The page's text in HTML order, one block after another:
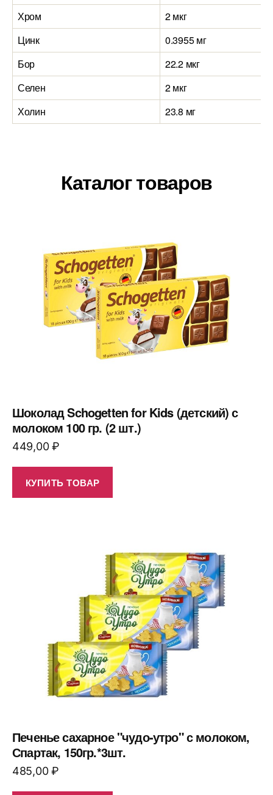
Хром
2 мкг
Цинк
0.3955 мг
Бор
22.2 мкг
Селен
2 мкг
Холин
23.8 мг
Каталог товаров
Шоколад Schogetten for Kids (детский) с
молоком 100 гр. (2 шт.)
449,00₽
КУПИТЬ ТОВАР
Печенье сахарное "чудо-утро" с молоком,
Спартак, 150гр.*3шт.
485,00₽